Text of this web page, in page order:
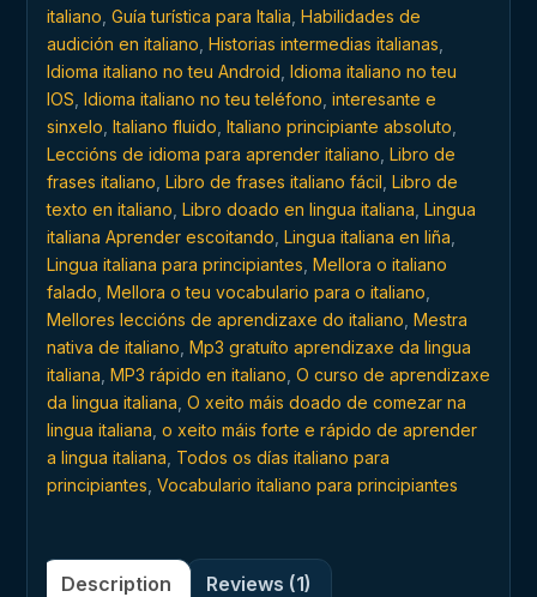
italiano Guía turística para Italia Habilidades de
audición en italiano Historias intermedias italianas
Idioma italiano no teu Android Idioma italiano no teu
IOS Idioma italiano no teu teléfono interesante e
sinxelo Italiano fluido Italiano principiante absoluto
Leccións de idioma para aprender italiano Libro de
frases italiano Libro de frases italiano fácil Libro de
texto en italiano Libro doado en lingua italiana Lingua
italiana Aprender escoitando Lingua italiana en liña
Lingua italiana para principiantes Mellora o italiano
falado Mellora o teu vocabulario para o italiano
Mellores leccións de aprendizaxe do italiano Mestra
nativa de italiano Mp3 gratuíto aprendizaxe da lingua
italiana MP3 rápido en italiano O curso de aprendizaxe
da lingua italiana O xeito máis doado de comezar na
lingua italiana o xeito máis forte e rápido de aprender
a lingua italiana Todos os días italiano para
principiantes Vocabulario italiano para principiantes
Description Reviews (1)